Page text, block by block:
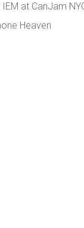
at CanJam
Heaven